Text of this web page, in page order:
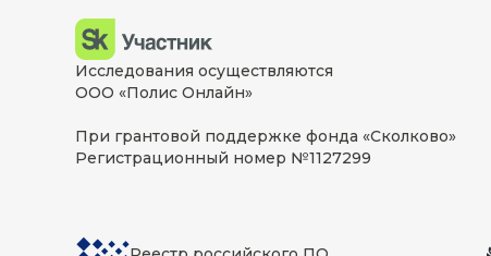
Исследования осуществляются
ООО «Полис Онлайн»
При грантовой поддержке фонда «Сколково»
Регистрационный номер №1127299